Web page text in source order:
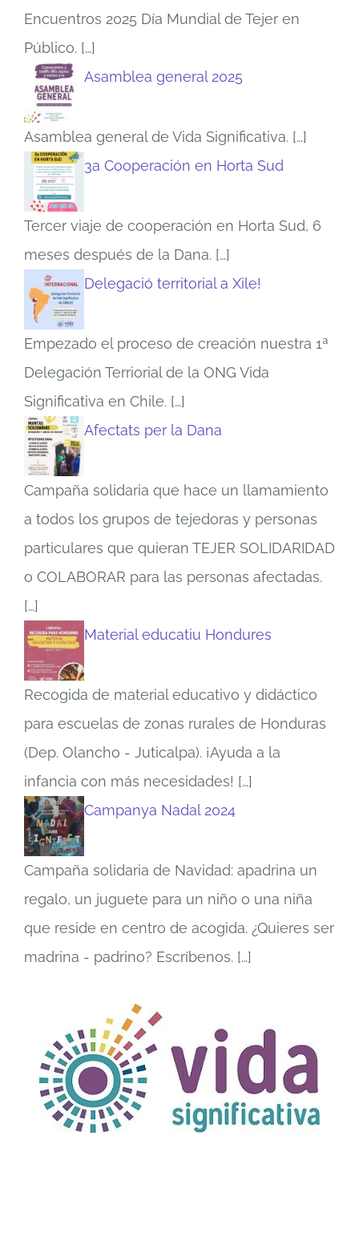
Encuentros 2025 Día Mundial de Tejer en
Público. […]
Asamblea general 2025
Asamblea general de Vida Significativa. […]
3a Cooperación en Horta Sud
Tercer viaje de cooperación en Horta Sud, 6
meses después de la Dana. […]
Delegació territorial a Xile!
Empezado el proceso de creación nuestra 1ª
Delegación Terriorial de la ONG Vida
Significativa en Chile. […]
Afectats per la Dana
Campaña solidaria que hace un llamamiento
a todos los grupos de tejedoras y personas
particulares que quieran TEJER SOLIDARIDAD
o COLABORAR para las personas afectadas.
[…]
Material educatiu Hondures
Recogida de material educativo y didáctico
para escuelas de zonas rurales de Honduras
(Dep. Olancho - Juticalpa). ¡Ayuda a la
infancia con más necesidades! […]
Campanya Nadal 2024
Campaña solidaria de Navidad: apadrina un
regalo, un juguete para un niño o una niña
que reside en centro de acogida. ¿Quieres ser
madrina - padrino? Escríbenos. […]